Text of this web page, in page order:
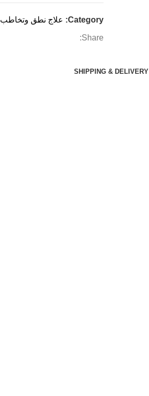
Category: علاج نطق وتخاطب
Share:
SHIPPING & DELIVERY